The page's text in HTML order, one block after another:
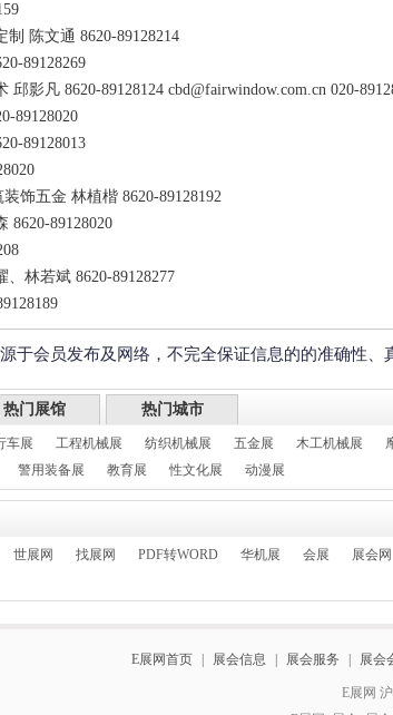
陈文通 8620-89128214
89128269
影凡 8620-89128124 cbd@fairwindow.com.cn 020-
89128020
89128013
饰五金 林植楷 8620-89128192
8620-89128020
林若斌 8620-89128277
于会员发布及网络，不完全保证信息的的准确性、
热门展馆 热门城市
车展 工程机械展 纺织机械展 五金展 木工机械展
警用装备展 教育展 性文化展 动漫展
世展网 找展网 PDF转WORD 华机展 会展 展会网
E展网首页 展会信息 展会服务 展会
E展网